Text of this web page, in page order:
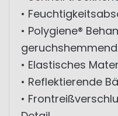
•
• Polygiene®
• Elastisches
• Reflektierende
•